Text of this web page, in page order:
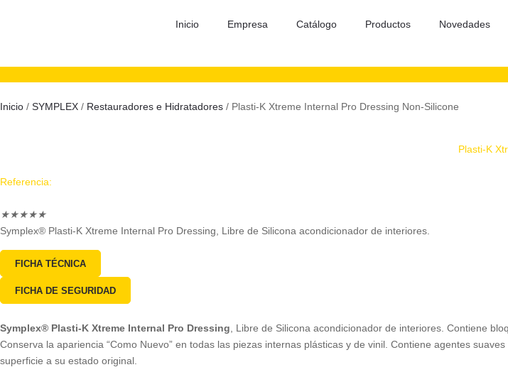
Inicio Empresa Catálogo Productos Novedades
Inicio / SYMPLEX / Restauradores e Hidratadores / Plasti-K Xtreme Internal Pro Dressing Non-Silicone
Plasti-K
Referencia:
★★★★★
Symplex® Plasti-K Xtreme Internal Pro Dressing, Libre de Silicona acondicionador de interiores.
FICHA TÉCNICA
FICHA DE SEGURIDAD
Symplex® Plasti-K Xtreme Internal Pro Dressing , Libre de Silicona acondicionador de interiores. Contiene
Conserva la apariencia “Como Nuevo” en todas las piezas internas plásticas y de vinil. Contiene agentes
superficie a su estado original.